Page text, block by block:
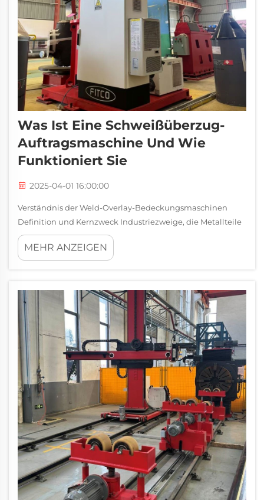
Was Ist Eine Schweißüberzug-
Auftragsmaschine Und Wie
Funktioniert Sie
2025-04-01 16:00:00
Verständnis der Weld-Overlay-Bedeckungsmaschinen
Definition und Kernzweck Industriezweige, die Metallteile
benötigen, die Korrosion und Verschleiß widerstehen,
verlassen sich stark auf Weld-Overlay-
MEHR ANZEIGEN